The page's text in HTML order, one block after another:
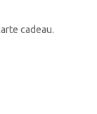
cadeau.